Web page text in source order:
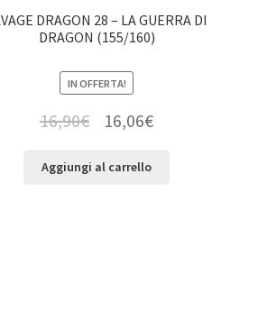
DRAGON 28 – LA GUERRA DI
DRAGON (155/160)
IN OFFERTA!
16,90€ 16,06€
Aggiungi al carrello